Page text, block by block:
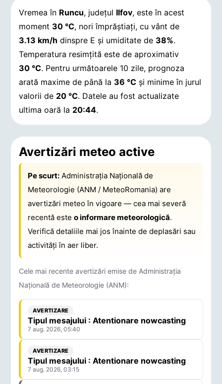
Vremea în Runcu, județul Ilfov, este în acest
moment 30 °C, nori împrăștiați, cu vânt de
3.13 km/h dinspre E și umiditate de 38%.
Temperatura resimțită este de aproximativ
30 °C. Pentru următoarele 10 zile, prognoza
arată maxime de până la 36 °C și minime în jurul
valorii de 20 °C. Datele au fost actualizate
ultima oară la 20:44.
Avertizări meteo active
Pe scurt: Administrația Națională de
Meteorologie (ANM / MeteoRomania) are
avertizări meteo în vigoare — cea mai severă
recentă esteo informare meteorologică.
Verifică detaliile mai jos înainte de deplasări sau
activități în aer liber.
Cele mai recente avertizări emise de Administrația
Națională de Meteorologie (ANM):
AVERTIZARE
Tipul mesajului : Atentionare nowcasting
7 aug. 2026, 05:40
AVERTIZARE
Tipul mesajului : Atentionare nowcasting
7 aug. 2026, 03:15